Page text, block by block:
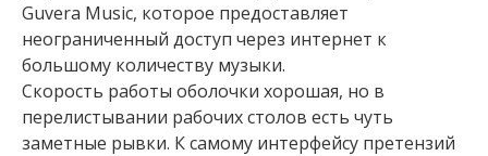
Guvera Music, которое предоставляет
неограниченный доступ через интернет к
большому количеству музыки.
Скорость работы оболочки хорошая, но в
перелистывании рабочих столов есть чуть
заметные рывки. К самому интерфейсу претензий